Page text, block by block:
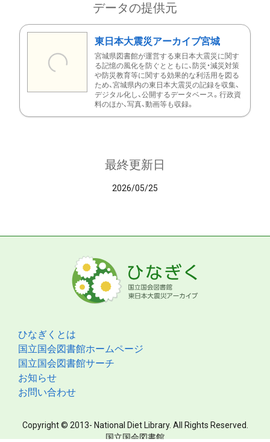
データの提供元
東日本大震災アーカイブ宮城
宮城県図書館が運営する東日本大震災に関す
る記憶の風化を防ぐとともに、防災・減災対策
や防災教育等に関する効果的な利活用を図る
ため、宮城県内の東日本大震災の記録を収集、
デジタル化し、公開するデータベース。行政資
料のほか、写真、動画等も収録。
最終更新日
2026/05/25
ひなぎくとは
国立国会図書館ホームページ
国立国会図書館サーチ
お知らせ
お問い合わせ
Copyright © 2013- National Diet Library. All Rights Reserved.